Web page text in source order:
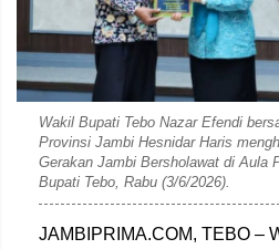
Wakil Bupati Tebo Nazar Efendi
Provinsi Jambi Hesnidar Haris
Gerakan Jambi Bersholawat di Aula
Bupati Tebo, Rabu (3/6/2026).
JAMBIPRIMA.COM, TEBO –